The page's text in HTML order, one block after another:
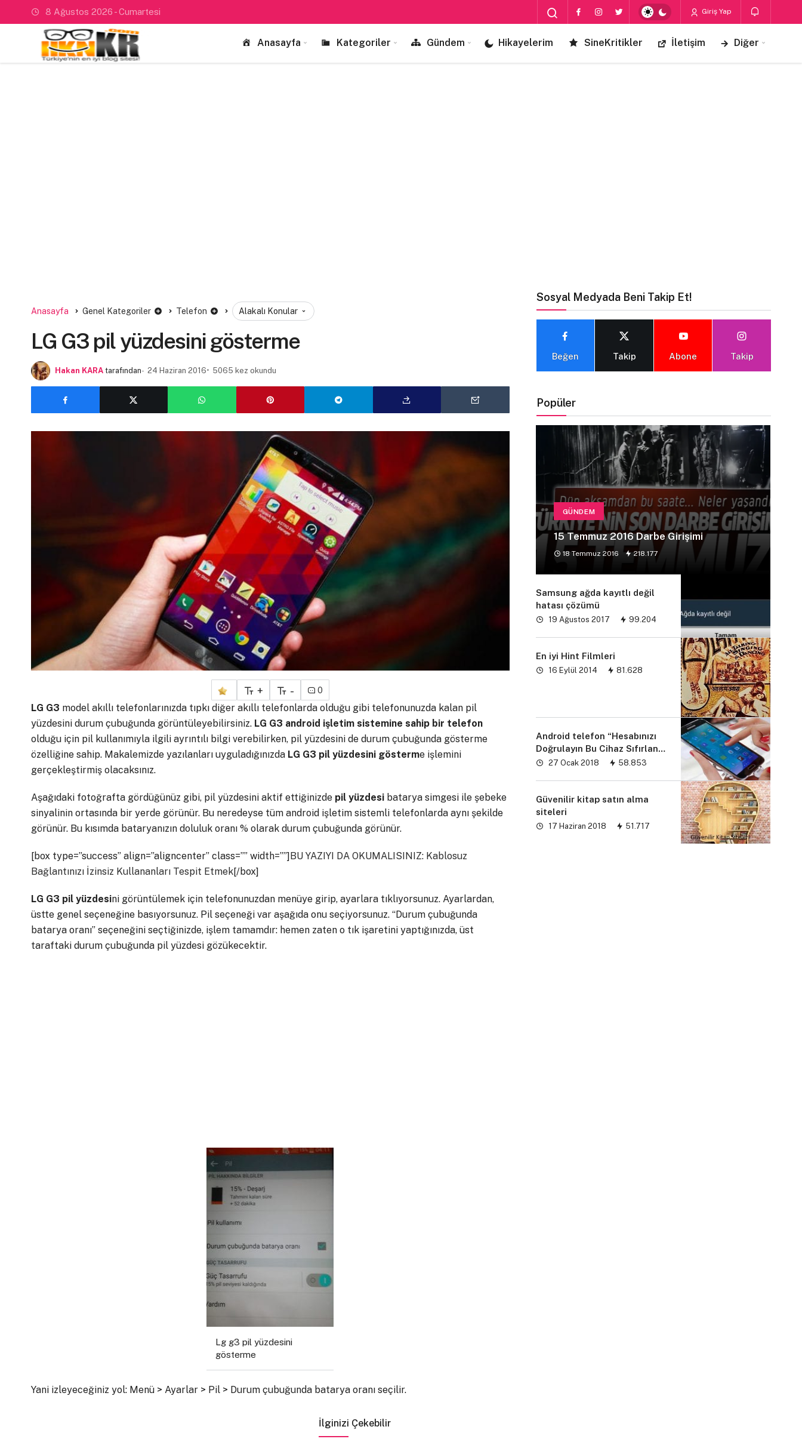
8 Ağustos 2026 - Cumartesi Giriş Yap
Anasayfa Kategoriler Gündem Hikayelerim SineKritikler İletişim Diğer
Anasayfa Genel Kategoriler Telefon Alakalı Konular
LG G3 pil yüzdesini gösterme
Hakan KARA tarafından 24 Haziran 2016 5065 kez okundu
+ - 0
LG G3 model akıllı telefonlarınızda tıpkı diğer akıllı telefonlarda olduğu gibi telefonunuzda kalan pil
yüzdesini durum çubuğunda görüntüleyebilirsiniz. LG G3 android işletim sistemine sahip bir telefon
olduğu için pil kullanımıyla ilgili ayrıntılı bilgi verebilirken, pil yüzdesini de durum çubuğunda gösterme
özelliğine sahip. Makalemizde yazılanları uyguladığınızda LG G3 pil yüzdesini gösterme işlemini
gerçekleştirmiş olacaksınız.
Aşağıdaki fotoğrafta gördüğünüz gibi, pil yüzdesini aktif ettiğinizde pil yüzdesi batarya simgesi ile şebeke
sinyalinin ortasında bir yerde görünür. Bu neredeyse tüm android işletim sistemli telefonlarda aynı şekilde
görünür. Bu kısımda bataryanızın doluluk oranı % olarak durum çubuğunda görünür.
[box type=”success” align=”aligncenter” class=”” width=””]BU YAZIYI DA OKUMALISINIZ: Kablosuz
Bağlantınızı İzinsiz Kullananları Tespit Etmek[/box]
LG G3 pil yüzdesini görüntülemek için telefonunuzdan menüye girip, ayarlara tıklıyorsunuz. Ayarlardan,
üstte genel seçeneğine basıyorsunuz. Pil seçeneği var aşağıda onu seçiyorsunuz. “Durum çubuğunda
batarya oranı” seçeneğini seçtiğinizde, işlem tamamdır: hemen zaten o tık işaretini yaptığınızda, üst
taraftaki durum çubuğunda pil yüzdesi gözükecektir.
Lg g3 pil yüzdesini
gösterme
Yani izleyeceğiniz yol: Menü > Ayarlar > Pil > Durum çubuğunda batarya oranı seçilir.
İlginizi Çekebilir
Sosyal Medyada Beni Takip Et!
Beğen Takip Abone Takip
Popüler
GÜNDEM
15 Temmuz 2016 Darbe Girişimi
18 Temmuz 2016 218.177
Samsung ağda kayıtlı değil
hatası çözümü
19 Ağustos 2017 99.204
En iyi Hint Filmleri
16 Eylül 2014 81.628
Android telefon “Hesabınızı
Doğrulayın Bu Cihaz Sıfırlandı
sorunu” çözümü
27 Ocak 2018 58.853
Güvenilir kitap satın alma
siteleri
17 Haziran 2018 51.717